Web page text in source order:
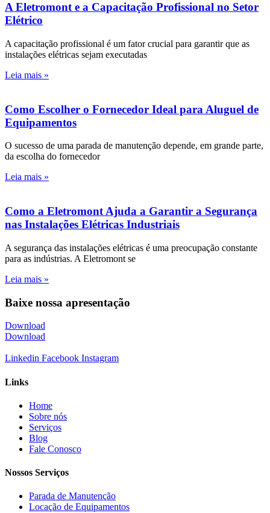
A Eletromont e a Capacitação Profissional no Setor
Elétrico
A capacitação profissional é um fator crucial para garantir que as
instalações elétricas sejam executadas
Leia mais »
Como Escolher o Fornecedor Ideal para Aluguel de
Equipamentos
O sucesso de uma parada de manutenção depende, em grande parte,
da escolha do fornecedor
Leia mais »
Como a Eletromont Ajuda a Garantir a Segurança
nas Instalações Elétricas Industriais
A segurança das instalações elétricas é uma preocupação constante
para as indústrias. A Eletromont se
Leia mais »
Baixe nossa apresentação
Download
Download
Linkedin Facebook Instagram
Links
Home
Sobre nós
Serviços
Blog
Fale Conosco
Nossos Serviços
Parada de Manutenção
Locação de Equipamentos